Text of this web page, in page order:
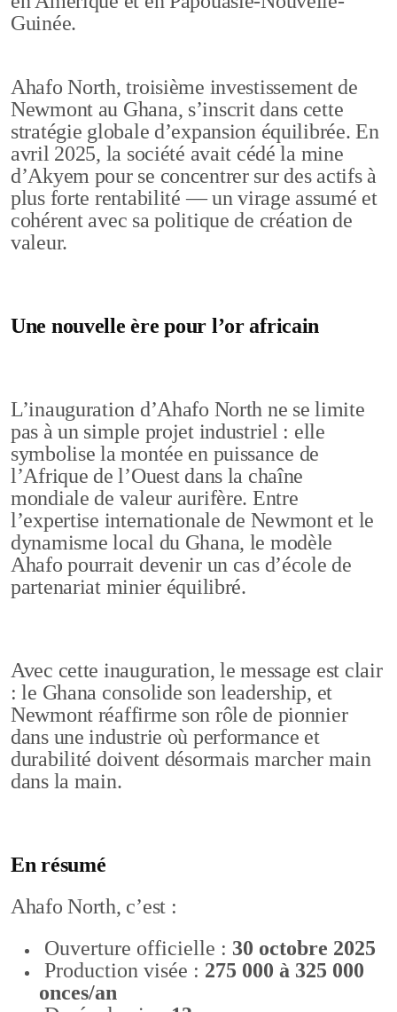
Guinée.
Ahafo North, troisième investissement de
Newmont au Ghana, s’inscrit dans cette
stratégie globale d’expansion équilibrée. En
avril 2025, la société avait cédé la mine
d’Akyem pour se concentrer sur des actifs à
plus forte rentabilité — un virage assumé et
cohérent avec sa politique de création de
valeur.
Une nouvelle ère pour l’or africain
L’inauguration d’Ahafo North ne se limite
pas à un simple projet industriel : elle
symbolise la montée en puissance de
l’Afrique de l’Ouest dans la chaîne
mondiale de valeur aurifère. Entre
l’expertise internationale de Newmont et le
dynamisme local du Ghana, le modèle
Ahafo pourrait devenir un cas d’école de
partenariat minier équilibré.
Avec cette inauguration, le message est clair
: le Ghana consolide son leadership, et
Newmont réaffirme son rôle de pionnier
dans une industrie où performance et
durabilité doivent désormais marcher main
dans la main.
En résumé
Ahafo North, c’est :
Ouverture officielle : 30 octobre 2025
Production visée : 275 000 à 325 000
onces/an